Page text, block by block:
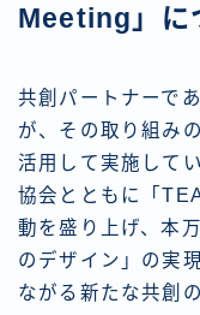
Meeting」に
共創パートナーで
が、その取り組み
活用して実施して
協会とともに「
動を盛り上げ、本
のデザイン」の実
ながる新たな共創